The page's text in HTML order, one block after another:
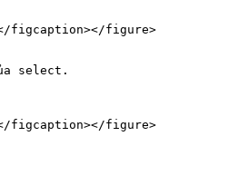
figcaption></figure>
select.
figcaption></figure>